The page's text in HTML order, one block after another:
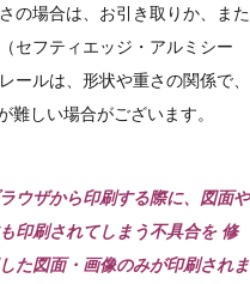
の場合は、お引き取りか、また
セフティエッジ・アルミシー
ールは、形状や重さの関係で、
しい場合がございます。
ウザから印刷する際に、図面や
印刷されてしまう不具合を 修
た図面・画像のみが印刷されま